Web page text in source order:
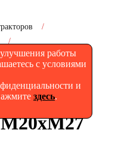
работы
с условиями
и
здесь.
/
/
М20хМ27
М20хМ27